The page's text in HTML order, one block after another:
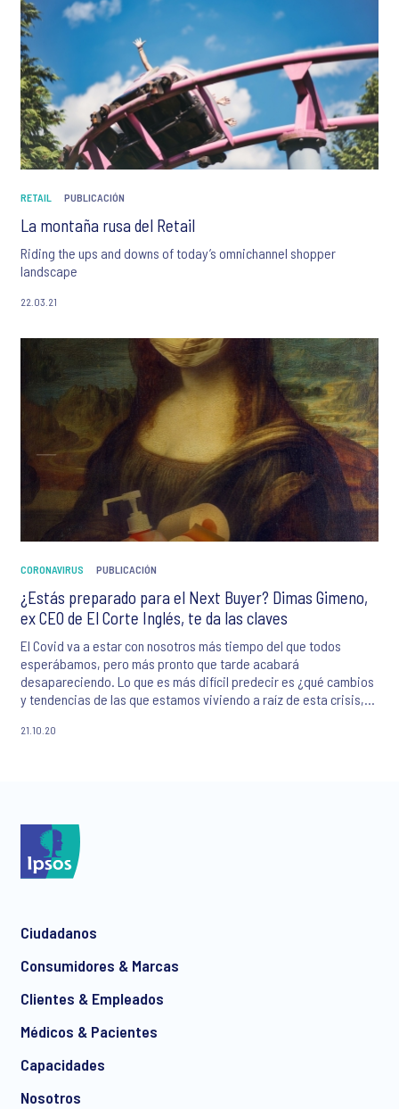
RETAIL PUBLICACIÓN
La montaña rusa del Retail
Riding the ups and downs of today’s omnichannel shopper
landscape
22.03.21
CORONAVIRUS PUBLICACIÓN
¿Estás preparado para el Next Buyer? Dimas Gimeno,
ex CEO de El Corte Inglés, te da las claves
El Covid va a estar con nosotros más tiempo del que todos
esperábamos, pero más pronto que tarde acabará
desapareciendo. Lo que es más difícil predecir es ¿qué cambios
y tendencias de las que estamos viviendo a raíz de esta crisis,
21.10.20
Ciudadanos
Consumidores & Marcas
Clientes & Empleados
Médicos & Pacientes
Capacidades
Nosotros